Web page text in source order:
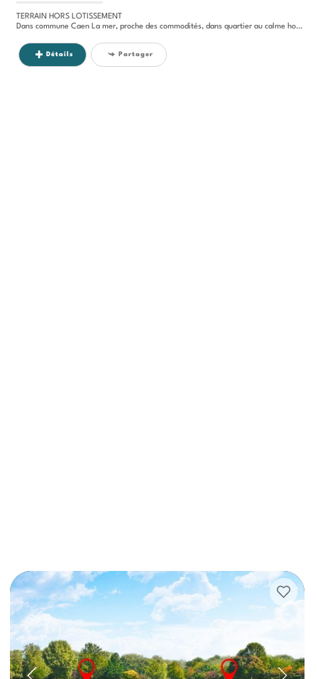
TERRAIN HORS LOTISSEMENT
Dans commune Caen La mer, proche des commodités, dans quartier au calme hors lotissement, terrain clos, constructible...
Détails Partager